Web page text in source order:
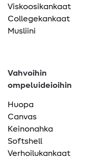
Viskoosikankaat
Collegekankaat
Musliini
Vahvoihin
ompeluideioihin
Huopa
Canvas
Keinonahka
Softshell
Verhoilukankaat